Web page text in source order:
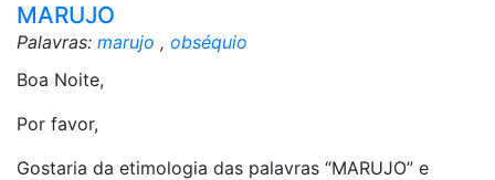
MARUJO
Palavras: marujo , obséquio
Boa Noite,
Por favor,
Gostaria da etimologia das palavras “MARUJO” e